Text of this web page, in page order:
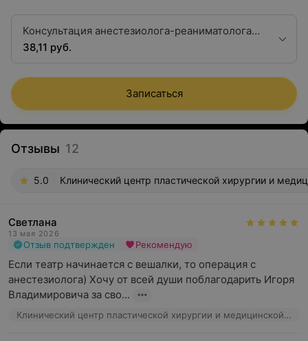
Консультация анестезиолога-реаниматолога
первой квалификационной категории
38,11 руб.
Записаться
Отзывы 12
5.0 Клинический центр пластической хирургии и
Светлана
13 мая 2026
Отзыв подтвержден Рекомендую
Если театр начинается с вешалки, то операция с
анестезиолога) Хочу от всей души поблагодарить Игоря
Владимировича за сво...
Клинический центр пластической хирургии и медицинской косметологии, ул. Маяковского, 31